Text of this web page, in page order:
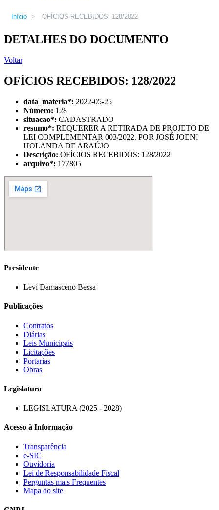
Início > OFÍCIOS RECEBIDOS: 128/2022
DETALHES DO DOCUMENTO
Voltar
OFÍCIOS RECEBIDOS: 128/2022
data_materia*: 2022-05-25
Número: 128
situacao*: CADASTRADO
resumo*: REQUERER A RETIRADA DE PROJETO DE
LEI COMPLEMENTAR 003/2022. POR JOSÉ JOENI
HOLANDA DE ARAÚJO
Descrição: OFÍCIOS RECEBIDOS: 128/2022
arquivo*: 177805
Presidente
Levi Damasceno Bessa
Publicações
Contratos
Diárias
Leis Municipais
Licitações
Portarias
Obras
Legislatura
LEGISLATURA (2025 - 2028)
Acesso à Informação
Transparência
e-SIC
Ouvidoria
Lei de Responsabilidade Fiscal
Perguntas mais Frequentes
Mapa do site